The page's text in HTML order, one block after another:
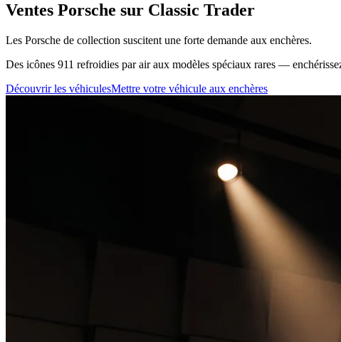
Ventes Porsche sur Classic Trader
Les Porsche de collection suscitent une forte demande aux enchères.
Des icônes 911 refroidies par air aux modèles spéciaux rares —
Découvrir les véhiculesMettre votre véhicule aux enchères